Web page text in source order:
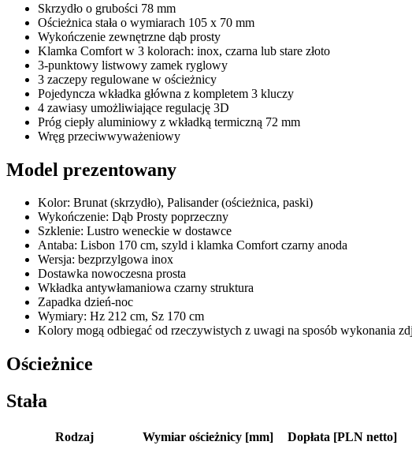
Skrzydło o grubości 78 mm
Ościeżnica stała o wymiarach 105 x 70 mm
Wykończenie zewnętrzne dąb prosty
Klamka Comfort w 3 kolorach: inox, czarna lub stare złoto
3-punktowy listwowy zamek ryglowy
3 zaczepy regulowane w ościeżnicy
Pojedyncza wkładka główna z kompletem 3 kluczy
4 zawiasy umożliwiające regulację 3D
Próg ciepły aluminiowy z wkładką termiczną 72 mm
Wręg przeciwwyważeniowy
Model prezentowany
Kolor: Brunat (skrzydło), Palisander (ościeżnica, paski)
Wykończenie: Dąb Prosty poprzeczny
Szklenie: Lustro weneckie w dostawce
Antaba: Lisbon 170 cm, szyld i klamka Comfort czarny anoda
Wersja: bezprzylgowa inox
Dostawka nowoczesna prosta
Wkładka antywłamaniowa czarny struktura
Zapadka dzień-noc
Wymiary: Hz 212 cm, Sz 170 cm
Kolory mogą odbiegać od rzeczywistych z uwagi na sposób wykonania
Ościeżnice
Stała
Rodzaj Wymiar ościeżnicy [mm]
Dopłata [PLN netto]